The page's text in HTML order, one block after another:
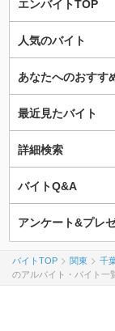
エンバイトTOP
人気のバイト
あなたへのおすす
最近見たバイト
詳細検索
バイトQ&A
アンケート&プレ
バイトTOP 関東 千
のアルバイト・バイト一